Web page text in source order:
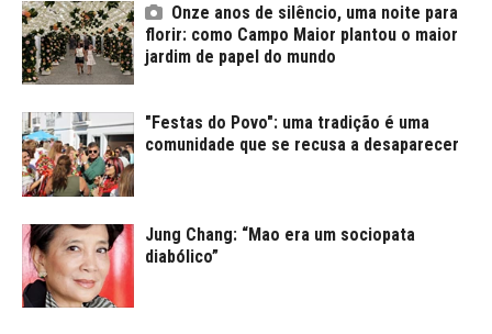
Onze anos de silêncio, uma noite para
florir: como Campo Maior plantou o maior
jardim de papel do mundo
"Festas do Povo": uma tradição é uma
comunidade que se recusa a desaparecer
Jung Chang: “Mao era um sociopata
diabólico”